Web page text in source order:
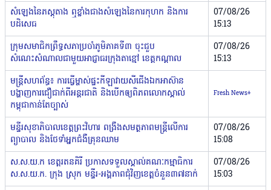
សំឡេងនៃភស្តុតាង ឮខ្លាំងជាងសំឡេងនៃការកុហក និងការ
បដិសេធ
07/08/26
15:13
ក្រុមសមាជិកព្រឹទ្ធសភាប្រចាំភូមិភាគទី៣ ចុះជួប
សំណេះសំណាលជាមួយអាជ្ញាធរក្រុងតាខ្មៅ ខេត្តកណ្តាល
07/08/26
15:13
មន្ដ្រីសហព័ន្ធ៖ ការធ្វើម្ចាស់ផ្ទះកីឡាវាយសីជើងឯកអាស៊ាន
បង្ហាញការជឿជាក់ពីអន្ដរជាតិ និងបើកឲ្យពិភពលោកស្គាល់
កម្ពុជាកាន់តែច្បាស់
Fresh News+
មន្ទីរសុខាភិបាលខេត្តព្រះវិហារ ពង្រឹងសមត្ថភាពមន្ត្រីលើការ
ព្យាបាល និងថែទាំអ្នកជំងឺគ្រុនឈាម
07/08/26
15:08
ស.ស.យ.ក ខេត្តរតនគិរី ប្រកាសទទួលស្គាល់គណៈកម្មាធិការ
ស.ស.យ.ក. ក្រុង ស្រុក មន្ទីរ-អង្គភាពជុំវិញខេត្តចំនួន៣៧នាក់
07/08/26
15:03